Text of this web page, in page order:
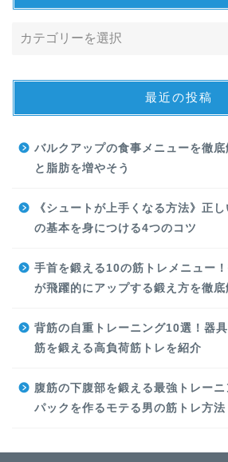
最近の投稿
バルクアップの食事メニューを徹
と脂肪を増やそう
《シュートが上手くなる方法》正
の基本を身につける4つのコツ
手首を鍛える10の筋トレメニュー
が飛躍的にアップする鍛え方を徹底
背筋の自重トレーニング10選！器
筋を鍛える高負荷筋トレを紹介
腹筋の下腹部を鍛える最強トレー
パックを作るモテる男の筋トレ方法